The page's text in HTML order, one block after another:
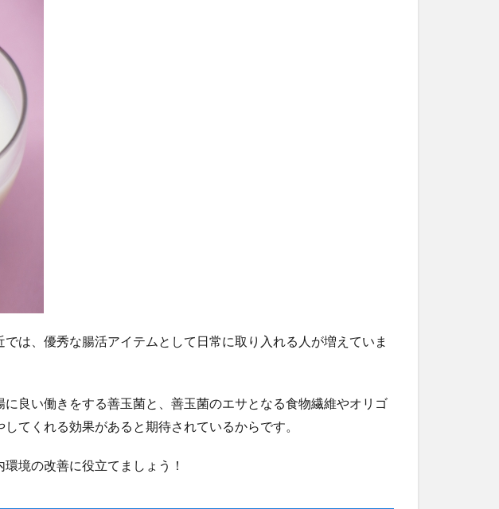
は、優秀な腸活アイテムとして日常に取り入れる人が増えていま
良い働きをする善玉菌と、善玉菌のエサとなる食物繊維やオリゴ
てくれる効果があると期待されているからです。
境の改善に役立てましょう！